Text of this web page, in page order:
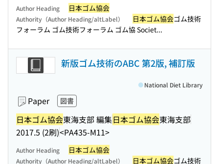
Author Heading 日本ゴム協会
Authority（Author Heading/altLabel） 日本ゴム協会ゴム技術
フォーラム ゴム技術フォーラム ゴム協 Societ...
新版ゴム技術のABC 第2版, 補訂版
Paper 図書
日本ゴム協会東海支部 編集日本ゴム協会東海支部
2017.5 (2刷)<PA435-M11>
National Diet Library
Author Heading 日本ゴム協会
Authority（Author Heading/altLabel） 日本ゴム協会ゴム技術